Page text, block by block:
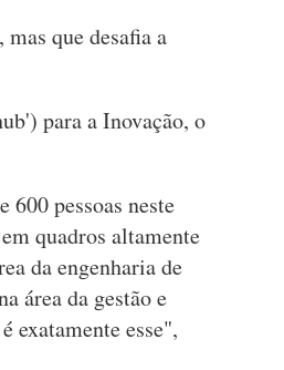
que desafia a
para a Inovação, o
600 pessoas neste
quadros altamente
da engenharia de
área da gestão e
exatamente esse",